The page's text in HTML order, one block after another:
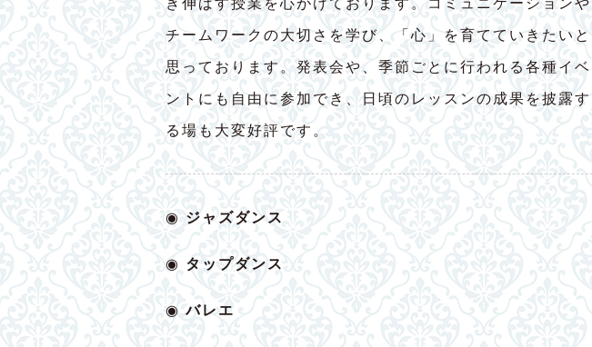
チームワークの大切さを学び、「心」を育てていきたいと
思っております。発表会や、季節ごとに行われる各種イベ
ントにも自由に参加でき、日頃のレッスンの成果を披露す
る場も大変好評です。
◉ ジャズダンス
◉ タップダンス
◉バレエ